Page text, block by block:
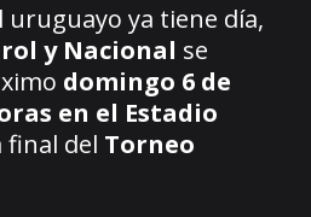
uruguayo ya tiene día,
y Nacional se
domingo 6 de
en el Estadio
final del Torneo